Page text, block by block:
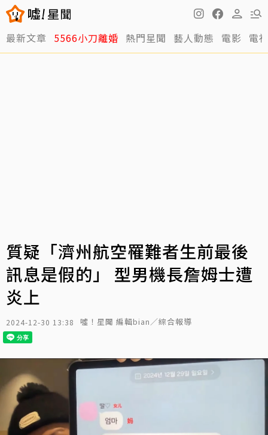
最新文章 5566小刀離婚 熱門星聞 藝人動態 電影 電
質疑「濟州航空罹難者生前最後
訊息是假的」 型男機長詹姆士遭
炎上
2024-12-30 13:38 噓！星聞 編輯bian／綜合報導